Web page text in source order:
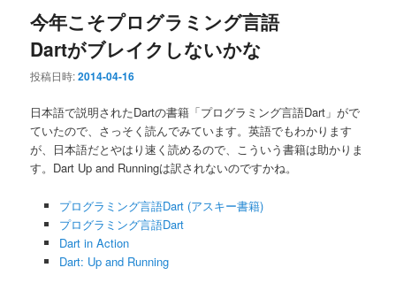
今年こそプログラミング言語
Dartがブレイクしないかな
投稿日時:2014-04-16
日本語で説明されたDartの書籍「プログラミング言語Dart」がで
ていたので、さっそく読んでみています。英語でもわかります
が、日本語だとやはり速く読めるので、こういう書籍は助かりま
す。Dart Up and Runningは訳されないのですかね。
プログラミング言語Dart (アスキー書籍)
プログラミング言語Dart
Dart in Action
Dart: Up and Running